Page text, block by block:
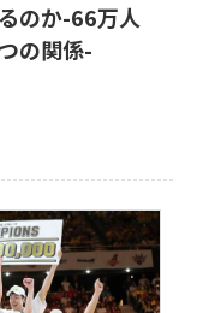
のか-66万人
の関係-